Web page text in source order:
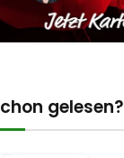
gelesen?